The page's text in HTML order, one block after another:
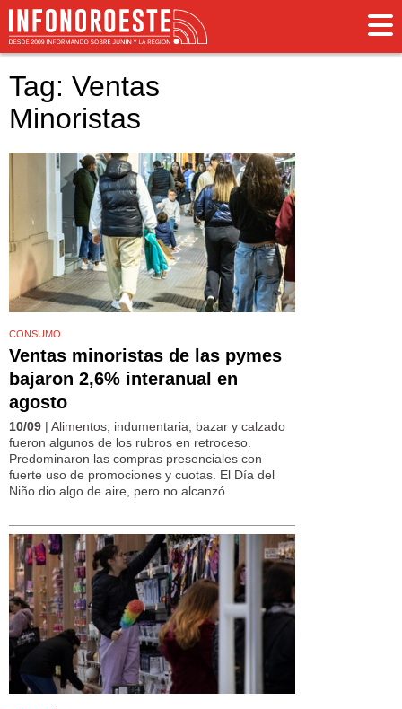
Tag: Ventas
Minoristas
CONSUMO
Ventas minoristas de las pymes
bajaron 2,6% interanual en
agosto
10/09 | Alimentos, indumentaria, bazar y calzado
fueron algunos de los rubros en retroceso.
Predominaron las compras presenciales con
fuerte uso de promociones y cuotas. El Día del
Niño dio algo de aire, pero no alcanzó.